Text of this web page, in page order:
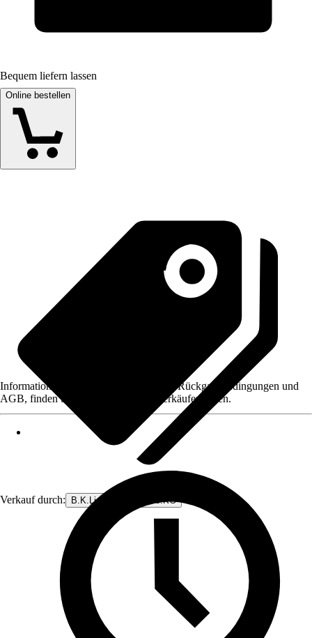
Bequem liefern lassen
Online bestellen
Verkauf durch: B.K.Licht GmbH & Co.KG
Informationen des Verkäufers, wie z. B. Rückgabebedingungen und
AGB, finden Sie bei Klick auf den Verkäufernamen.